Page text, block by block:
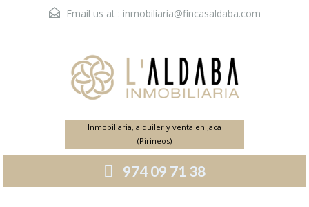
Email us at : inmobiliaria@fincasaldaba.com
Inmobiliaria, alquiler y venta en Jaca
(Pirineos)
974 09 71 38